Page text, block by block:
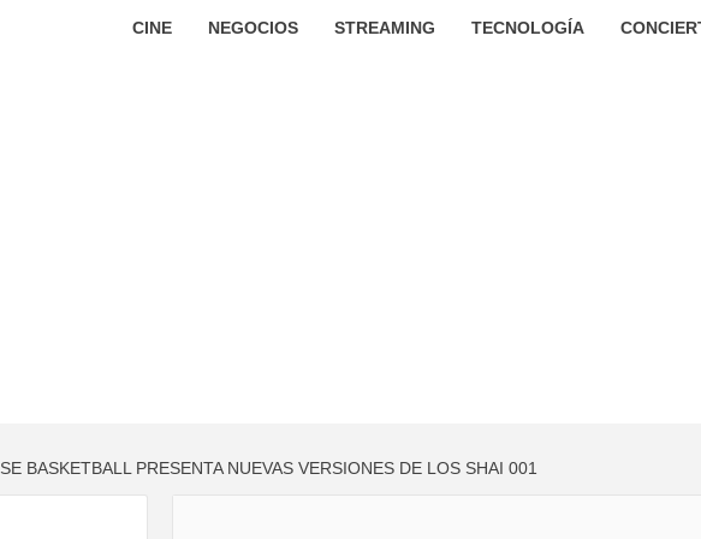
CINE NEGOCIOS STREAMING TECNOLOGÍA
BASKETBALL PRESENTA NUEVAS VERSIONES DE LOS SHAI 001